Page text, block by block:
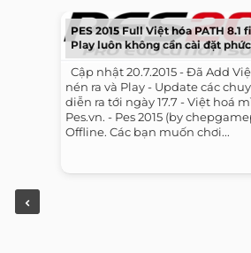
PES 2015 Full Việt hóa PATH 8.1
Play luôn không cần cài đặt
Cập nhật 20.7.2015 - Đã Add
nén ra và Play - Update các
diễn ra tới ngày 17.7 - Việt hoá
Pes.vn. - Pes 2015 (by
Offline. Các bạn muốn chơi...